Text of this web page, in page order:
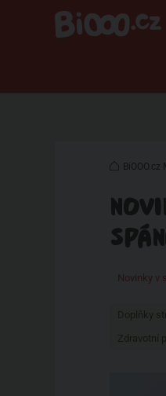
BiOOO.cz
Novinky v
Doplňky
Zdravotní